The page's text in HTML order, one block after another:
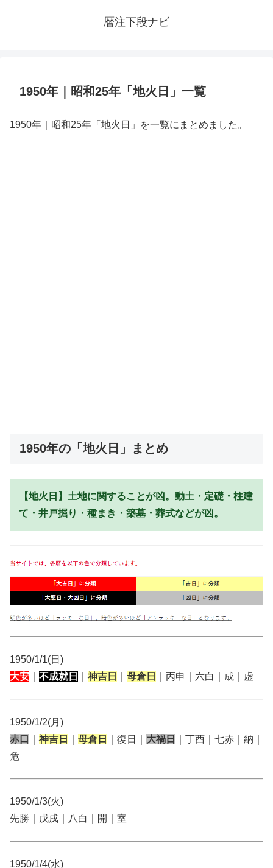
暦注下段ナビ
1950年｜昭和25年「地火日」一覧
1950年｜昭和25年「地火日」を一覧にまとめました。
1950年の「地火日」まとめ
【地火日】土地に関することが凶。動土・定礎・柱建
て・井戸掘り・種まき・築墓・葬式などが凶。
1950/1/1(日)
大安
不成就日 神吉日 母倉日 ｜丙申｜六白｜成｜虚
1950/1/2(月)
赤口
神吉日 母倉日 ｜復日｜ 大禍日
｜丁酉｜七赤｜納｜
危
1950/1/3(火)
先勝｜戊戌｜八白｜開｜室
1950/1/4(水)